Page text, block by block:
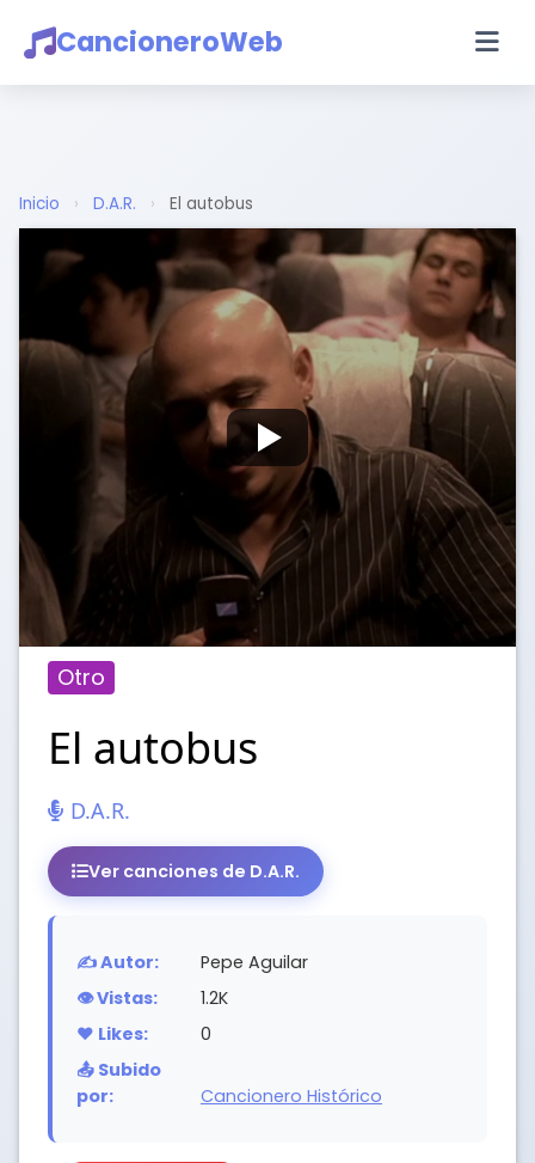
CancioneroWeb
Inicio › D.A.R. › El autobus
Otro
El autobus
D.A.R.
Ver canciones de D.A.R.
✍️ Autor:
Pepe Aguilar
👁️ Vistas:
1.2K
❤️ Likes:
0
📤 Subido
por:
Cancionero Histórico